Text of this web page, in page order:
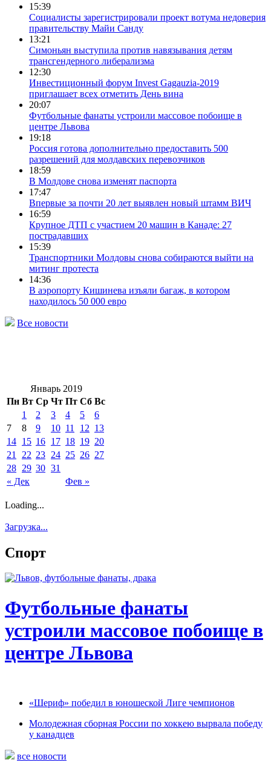
15:39
Социалисты зарегистрировали проект вотума недоверия
правительству Майи Санду
13:21
Симоньян выступила против навязывания детям
трансгендерного либерализма
12:30
Инвестиционный форум Invest Gagauzia-2019
приглашает всех отметить День вина
20:07
Футбольные фанаты устроили массовое побоище в
центре Львова
19:18
Россия готова дополнительно предоставить 500
разрешений для молдавских перевозчиков
18:59
В Молдове снова изменят паспорта
17:47
Впервые за почти 20 лет выявлен новый штамм ВИЧ
16:59
Крупное ДТП с участием 20 машин в Канаде: 27
пострадавших
15:39
Транспортники Молдовы снова собираются выйти на
митинг протеста
14:36
В аэропорту Кишинева изъяли багаж, в котором
находилось 50 000 евро
Все новости
Январь 2019
Пн Вт Ср Чт Пт Сб Вс
« Дек Фев »
1 2 3 4 5
6
7
8 9 10 11 12 13
14 15 16 17 18 19 20
21
22 23 24 25 26 27
28 29 30 31
Loading...
Загрузка...
Спорт
Футбольные фанаты
устроили массовое побоище в
центре Львова
«Шериф» победил в юношеской Лиге чемпионов
Молодежная сборная России по хоккею вырвала победу
у канадцев
все новости